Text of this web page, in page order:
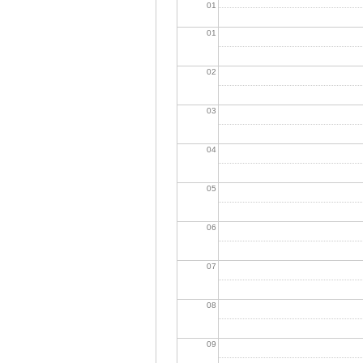
01
01
02
03
04
05
06
07
08
09